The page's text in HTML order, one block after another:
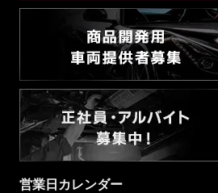
営業日カレンダー